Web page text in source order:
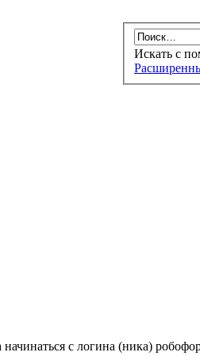
Искать с
с логина (ника)